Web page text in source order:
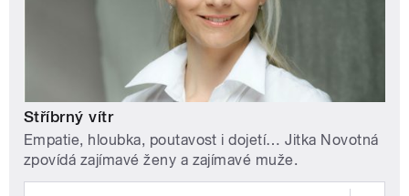
Stříbrný vítr
Empatie, hloubka, poutavost i dojetí… Jitka Novotná
zpovídá zajímavé ženy a zajímavé muže.